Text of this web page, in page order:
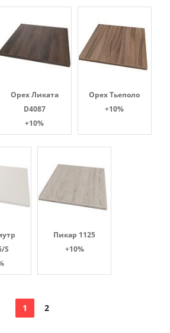
Орех Ликата
D4087
+10%
Орех Тьеполо
+10%
S
Пикар 1125
+10%
1 2